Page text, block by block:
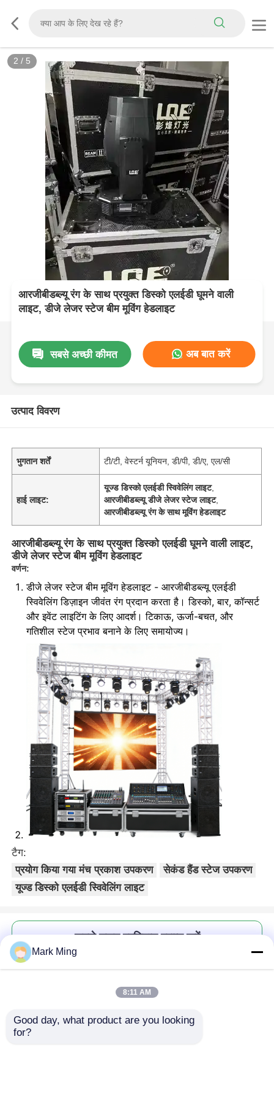
2 / 5
आरजीबीडब्ल्यू रंग के साथ प्रयुक्त डिस्को एलईडी घूमने वाली
लाइट, डीजे लेजर स्टेज बीम मूविंग हेडलाइट
सबसे अच्छी कीमत अब बात करें
उत्पाद विवरण
भुगतान शर्तें टी/टी, वेस्टर्न यूनियन, डी/पी, डी/ए, एल/सी
हाई लाइट:
यूज्ड डिस्को एलईडी स्विवेलिंग लाइट,
आरजीबीडब्ल्यू डीजे लेजर स्टेज लाइट,
आरजीबीडब्ल्यू रंग के साथ मूविंग हेडलाइट
आरजीबीडब्ल्यू रंग के साथ प्रयुक्त डिस्को एलईडी घूमने वाली लाइट,
डीजे लेजर स्टेज बीम मूविंग हेडलाइट
वर्णन:
डीजे लेजर स्टेज बीम मूविंग हेडलाइट - आरजीबीडब्ल्यू एलईडी
स्विवेलिंग डिज़ाइन जीवंत रंग प्रदान करता है। डिस्को, बार, कॉन्सर्ट
और इवेंट लाइटिंग के लिए आदर्श। टिकाऊ, ऊर्जा-बचत, और
गतिशील स्टेज प्रभाव बनाने के लिए समायोज्य।
टैग:
प्रयोग किया गया मंच प्रकाश उपकरण
सेकंड हैंड स्टेज उपकरण
यूज्ड डिस्को एलईडी स्विवेलिंग लाइट
सबसे उत्तम प्रतिदान प्राप्त करें
आरजीबीडब्ल्यू रंग के साथ प्रयुक्त डिस्को
एलईडी घूमने वाली लाइट, डीजे लेजर स्टेज
बीम मूविंग हेडलाइट
Mark Ming
8:11 AM
Good day, what product are you looking
for?